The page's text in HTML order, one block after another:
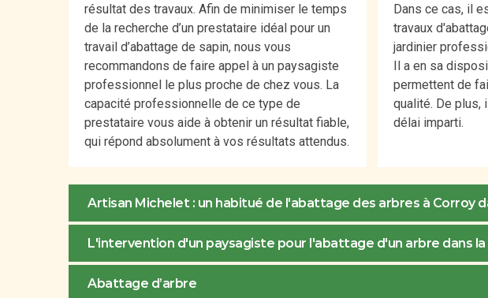
résultat des travaux. Afin de minimiser le temps
de la recherche d’un prestataire idéal pour un
travail d’abattage de sapin, nous vous
recommandons de faire appel à un paysagiste
professionnel le plus proche de chez vous. La
capacité professionnelle de ce type de
prestataire vous aide à obtenir un résultat fiable,
qui répond absolument à vos résultats attendus.
Dans ce cas, il
travaux
jardinier
Il a en sa
permettent de
qualité. De plus,
délai imparti.
Artisan Michelet : un habitué de l'abattage des arbres à Corroy
L'intervention d'un paysagiste pour l'abattage d'un arbre dans la
Abattage d’arbre